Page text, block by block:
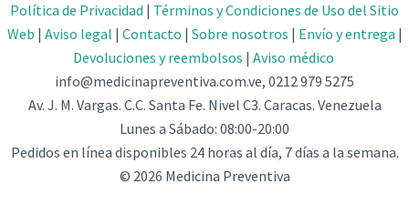
Política de Privacidad | Términos y Condiciones de Uso del Sitio
Web | Aviso legal | Contacto | Sobre nosotros | Envío y entrega |
Devoluciones y reembolsos | Aviso médico
info@medicinapreventiva.com.ve, 0212 979 5275
Av. J. M. Vargas. C.C. Santa Fe. Nivel C3. Caracas. Venezuela
Lunes a Sábado: 08:00-20:00
Pedidos en línea disponibles 24 horas al día, 7 días a la semana.
© 2026 Medicina Preventiva